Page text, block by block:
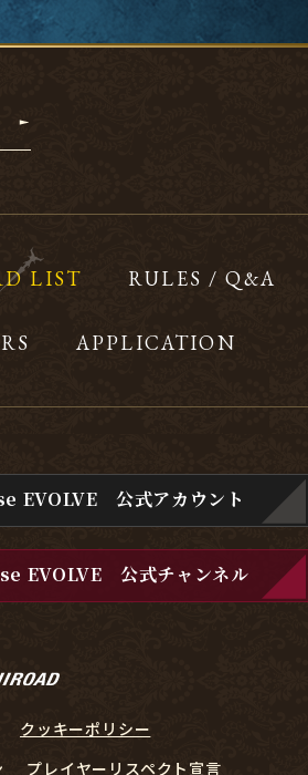
LIST RULES / Q&A
APPLICATION
EVOLVE 公式アカウント
EVOLVE公式チャンネル
クッキーポリシー
プレイヤーリスペクト宣言